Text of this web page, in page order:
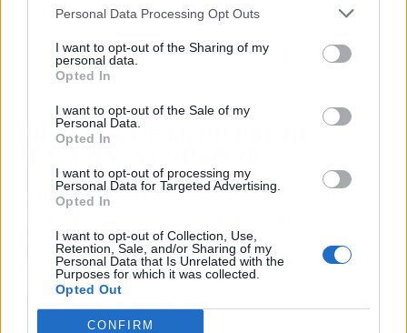
Personal Data Processing Opt Outs
I want to opt-out of the Sharing of my
personal data.
Opted In
I want to opt-out of the Sale of my
Personal Data.
Opted In
I want to opt-out of processing my
Personal Data for Targeted Advertising.
Opted In
I want to opt-out of Collection, Use,
Retention, Sale, and/or Sharing of my
Personal Data that Is Unrelated with the
Purposes for which it was collected.
Opted Out
CONFIRM
CRITICA QUE EL PP USE DE
"EXCUSA" A PODEMOS
Asimismo, ha criticado que el PP use de nuevo
negociar la renovación del CGPJ, tras pedir el
presidente de los 'populares' al Gobierno que
dejen a un lado a la formación morada como
condición para hablar.